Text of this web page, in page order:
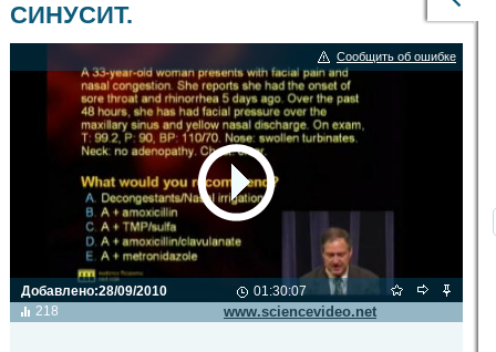
СИНУСИТ.
Сообщить об ошибке
Добавлено:28/09/2010
218
01:30:07
Видео транслируется с сайта www.sciencevideo.net